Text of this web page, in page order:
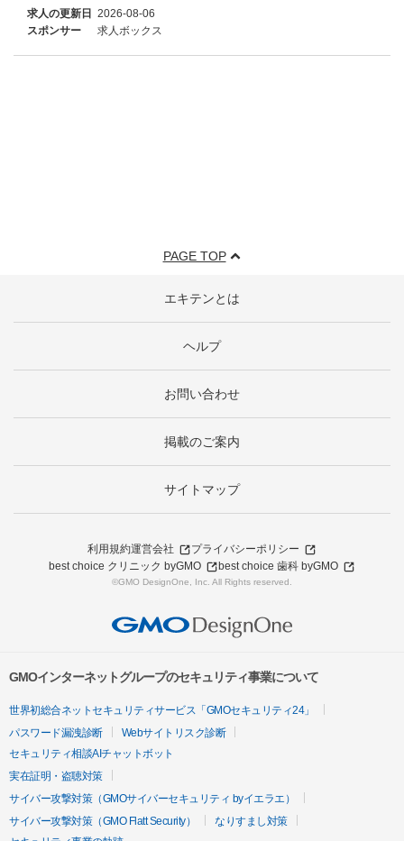
求人の更新日 2026-08-06
スポンサー
求人ボックス
PAGE TOP
エキテンとは
ヘルプ
お問い合わせ
掲載のご案内
サイトマップ
利用規約運営会社
プライバシーポリシー
best choice クリニック byGMO
best choice 歯科 byGMO
©GMO DesignOne, Inc. All Rights reserved.
GMOインターネットグループのセキュリティ事業について
世界初総合ネットセキュリティサービス「GMOセキュリティ24」
パスワード漏洩診断
Webサイトリスク診断
セキュリティ相談AIチャットボット
実在証明・盗聴対策
サイバー攻撃対策（GMOサイバーセキュリティ byイエラエ）
サイバー攻撃対策（GMO Flatt Security）
なりすまし対策